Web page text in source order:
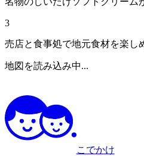
3
売店と食事処で地元食材を楽し
地図を読み込み中...
こでかけ